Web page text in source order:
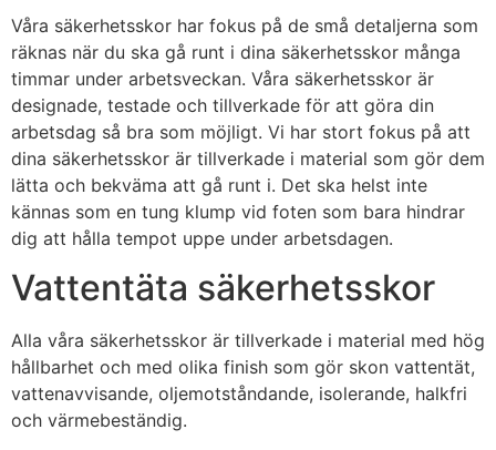
Våra säkerhetsskor har fokus på de små detaljerna som
räknas när du ska gå runt i dina säkerhetsskor många
timmar under arbetsveckan. Våra säkerhetsskor är
designade, testade och tillverkade för att göra din
arbetsdag så bra som möjligt. Vi har stort fokus på att
dina säkerhetsskor är tillverkade i material som gör dem
lätta och bekväma att gå runt i. Det ska helst inte
kännas som en tung klump vid foten som bara hindrar
dig att hålla tempot uppe under arbetsdagen.
Vattentäta säkerhetsskor
Alla våra säkerhetsskor är tillverkade i material med hög
hållbarhet och med olika finish som gör skon vattentät,
vattenavvisande, oljemotståndande, isolerande, halkfri
och värmebeständig.